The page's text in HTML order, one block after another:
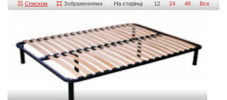
На сторінці 12 24 48 Все
Списком Зображеннями